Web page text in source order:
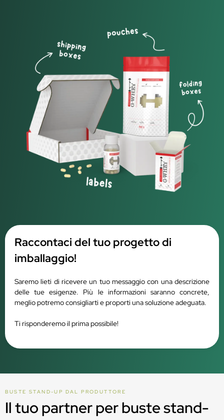
Raccontaci del tuo progetto di
imballaggio!
Saremo lieti di ricevere un tuo messaggio con una descrizione
delle tue esigenze. Più le informazioni saranno concrete,
meglio potremo consigliarti e proporti una soluzione adeguata.
Ti risponderemo il prima possibile!
BUSTE STAND-UP DAL PRODUTTORE
Il tuo partner per buste stand-